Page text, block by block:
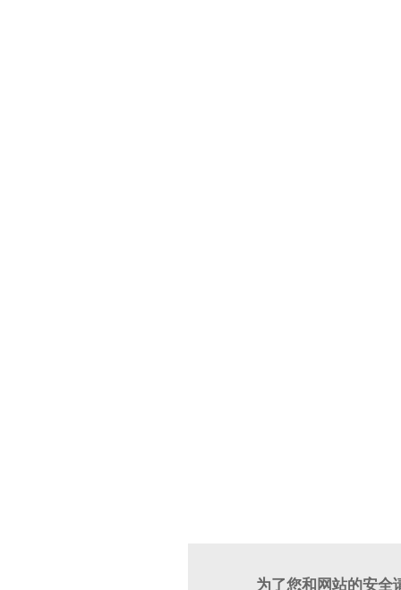
为了您和网站的安全